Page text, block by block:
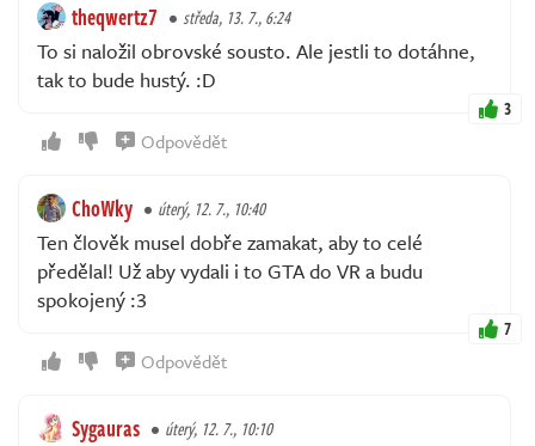
theqwertz7 středa, 13. 7., 6:24
To si naložil obrovské sousto. Ale jestli to dotáhne,
tak to bude hustý. :D
3
Odpovědět
ChoWky úterý, 12. 7., 10:40
Ten člověk musel dobře zamakat, aby to celé
předělal! Už aby vydali i to GTA do VR a budu
spokojený :3
7
Odpovědět
Sygauras úterý, 12. 7., 10:10